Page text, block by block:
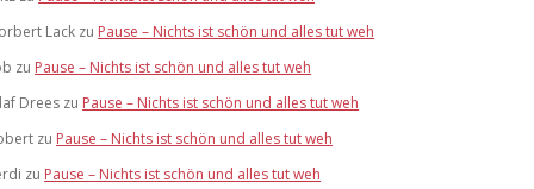
Lack zu Pause – Nichts ist schön und alles tut weh
zu Pause – Nichts ist schön und alles tut weh
Drees zu Pause – Nichts ist schön und alles tut weh
zu Pause – Nichts ist schön und alles tut weh
zu Pause – Nichts ist schön und alles tut weh